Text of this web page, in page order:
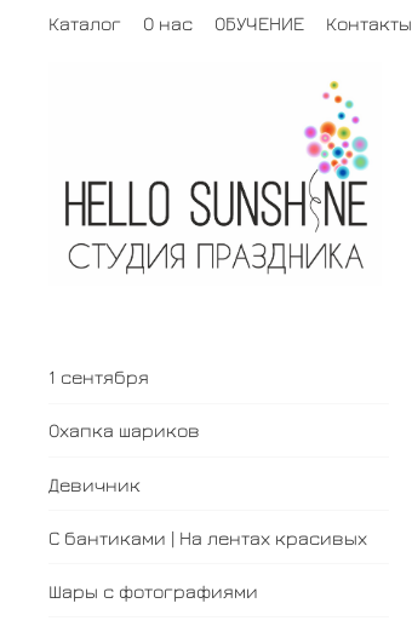
Каталог О нас ОБУЧЕНИЕ Контакты
1 сентября
Охапка шариков
Девичник
С бантиками | На лентах красивых
Шары с фотографиями